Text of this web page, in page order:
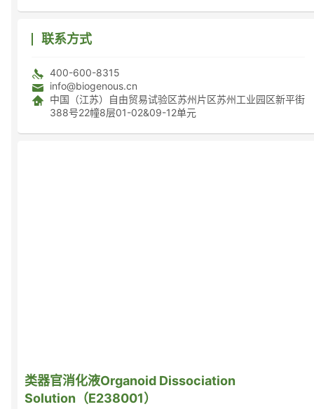
联系方式
400-600-8315
info@biogenous.cn
中国（江苏）自由贸易试验区苏州片区苏州工业园区新平街
388号22幢8层01-02&09-12单元
类器官消化液Organoid Dissociation
Solution（E238001）